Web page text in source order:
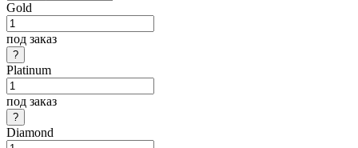
Gold
под заказ
Platinum
под заказ
Diamond